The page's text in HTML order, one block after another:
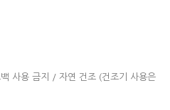
사용 금지 / 자연 건조 (건조기 사용은